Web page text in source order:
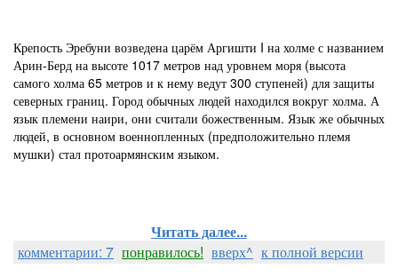
Крепость Эребуни возведена царём Аргишти I на холме с названием
Арин-Берд на высоте 1017 метров над уровнем моря (высота
самого холма 65 метров и к нему ведут 300 ступеней) для защиты
северных границ. Город обычных людей находился вокруг холма. А
язык племени наири, они считали божественным. Язык же обычных
людей, в основном военнопленных (предположительно племя
мушки) стал протоармянским языком.
Читать далее...
комментарии: 7 понравилось! вверх^ к полной версии